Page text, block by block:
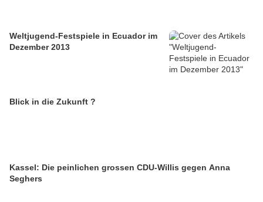
Weltjugend-Festspiele in Ecuador im
Dezember 2013
Blick in die Zukunft ?
Kassel: Die peinlichen grossen CDU-Willis gegen Anna
Seghers